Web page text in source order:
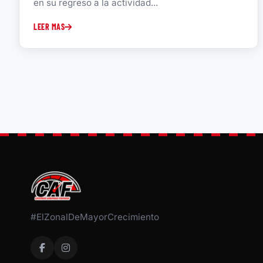
en su regreso a la actividad...
LEER MAS
#ElZonalDeMayorCrecimiento